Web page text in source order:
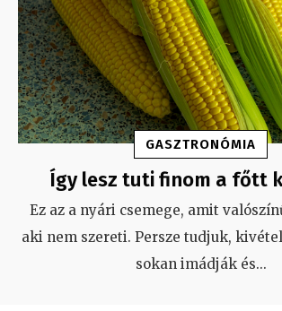
GASZTRONÓMIA
Így lesz tuti finom a főtt
Ez az a nyári csemege, amit
aki nem szereti. Persze tudjuk,
sokan imádják és...